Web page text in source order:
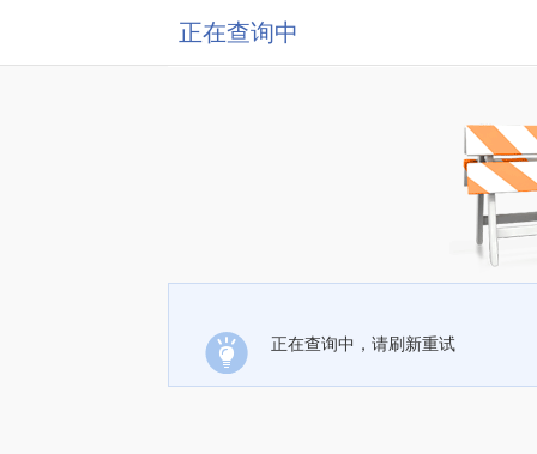
正在查询中
正在查询中，请刷新重试